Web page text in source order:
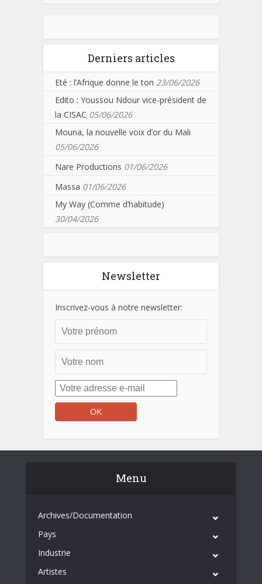
Derniers articles
Eté : l’Afrique donne le ton 23/06/2026
Edito : Youssou Ndour vice-président de
la CISAC 05/06/2026
Mouna, la nouvelle voix d’or du Mali
05/06/2026
Nare Productions 01/06/2026
Massa 01/06/2026
My Way (Comme d’habitude)
30/04/2026
Newsletter
Inscrivez-vous à notre newsletter:
Menu
Archives/Documentation
Pays
Industrie
Artistes